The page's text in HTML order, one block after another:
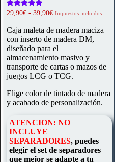
Valorado
4.98
de 5
29,90€ - 39,90€Rango
precios:
desde
29,90€
hasta
39,90€
Impuestos incluidos
Caja maleta de madera maciza
con inserto de madera DM,
diseñado para el
almacenamiento masivo y
transporte de cartas o mazos de
juegos LCG o TCG.
Elige color de tintado de madera
y acabado de personalización.
ATENCION: NO
INCLUYE
SEPARADORES, puedes
elegir el set de separadores
que mejor se adapte a tu